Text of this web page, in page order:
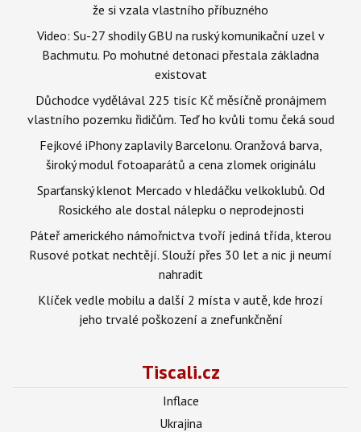
že si vzala vlastního příbuzného
Video: Su-27 shodily GBU na ruský komunikační uzel v
Bachmutu. Po mohutné detonaci přestala základna
existovat
Důchodce vydělával 225 tisíc Kč měsíčně pronájmem
vlastního pozemku řidičům. Teď ho kvůli tomu čeká soud
Fejkové iPhony zaplavily Barcelonu. Oranžová barva,
široký modul fotoaparátů a cena zlomek originálu
Sparťanský klenot Mercado v hledáčku velkoklubů. Od
Rosického ale dostal nálepku o neprodejnosti
Páteř amerického námořnictva tvoří jediná třída, kterou
Rusové potkat nechtějí. Slouží přes 30 let a nic ji neumí
nahradit
Klíček vedle mobilu a další 2 místa v autě, kde hrozí
jeho trvalé poškození a znefunkčnění
Tiscali.cz
Inflace
Ukrajina